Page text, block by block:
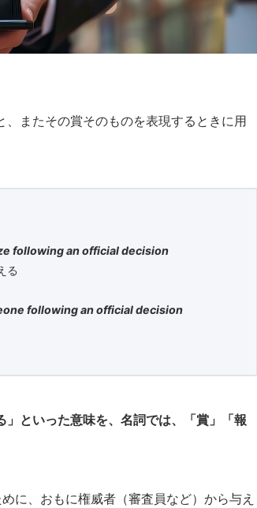
またその賞そのものを表現するときに用
following an official decision
る
following an official decision
といった意味を、名詞では、「賞」「報
に、おもに権威者（審査員など）から与え